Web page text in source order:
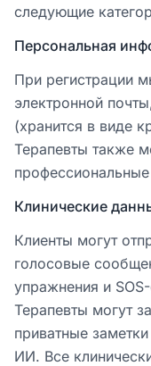
следующие
Персональная
При регистрации
электронной
(хранится в виде
Терапевты также
Клинические
Клиенты могут
голосовые
упражнения и
Терапевты могут
приватные
ИИ. Все